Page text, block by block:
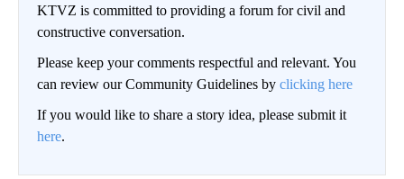
KTVZ is committed to providing a forum for civil and
constructive conversation.
Please keep your comments respectful and relevant. You
can review our Community Guidelines by clicking here
If you would like to share a story idea, please submit it
here.